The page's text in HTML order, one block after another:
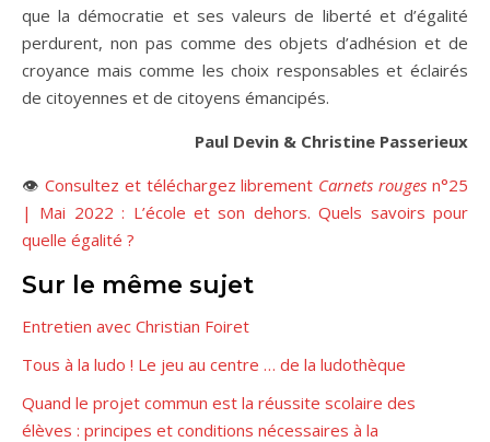
que la démocratie et ses valeurs de liberté et d’égalité
perdurent, non pas comme des objets d’adhésion et de
croyance mais comme les choix responsables et éclairés
de citoyennes et de citoyens émancipés.
Paul Devin & Christine Passerieux
👁 Consultez et téléchargez librement Carnets rouges n°25
| Mai 2022 : L’école et son dehors. Quels savoirs pour
quelle égalité ?
Sur le même sujet
Entretien avec Christian Foiret
Tous à la ludo ! Le jeu au centre … de la ludothèque
Quand le projet commun est la réussite scolaire des
élèves : principes et conditions nécessaires à la